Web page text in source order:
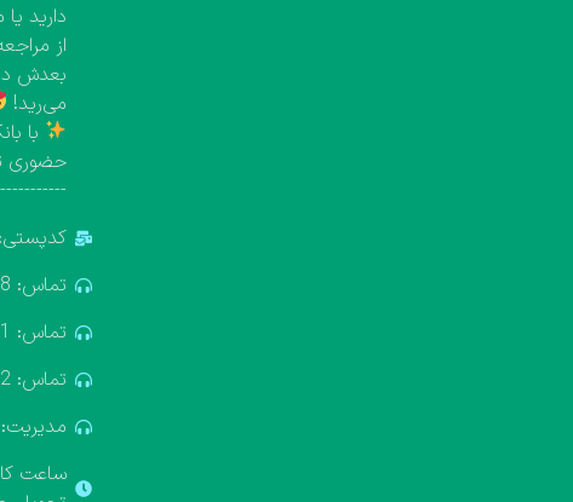
دارید
از
بعدش
می‌رید!
با
حضوری
کدپستی: 1314663915
تماس: 02166881688
تماس: 09107322611
تماس: 09028637412
مدیریت: 09338665918
ساعت کاری